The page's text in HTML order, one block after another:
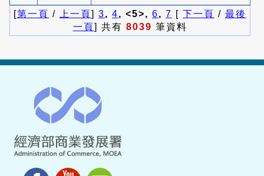
[第一頁 / 上一頁] 3, 4, <5>, 6, 7 [ 下一頁 / 最後
一頁] 共有 8039 筆資料